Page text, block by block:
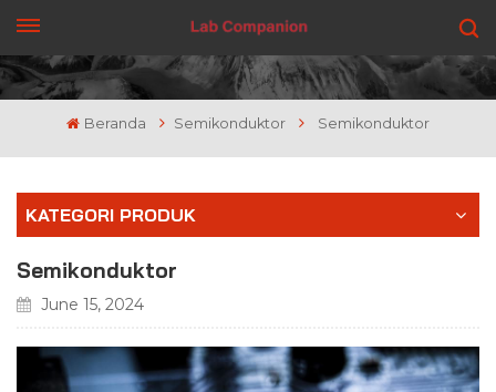
DAPATKAN PENAWARAN
Beranda Semikonduktor Semikonduktor
KATEGORI PRODUK
Semikonduktor
June 15, 2024